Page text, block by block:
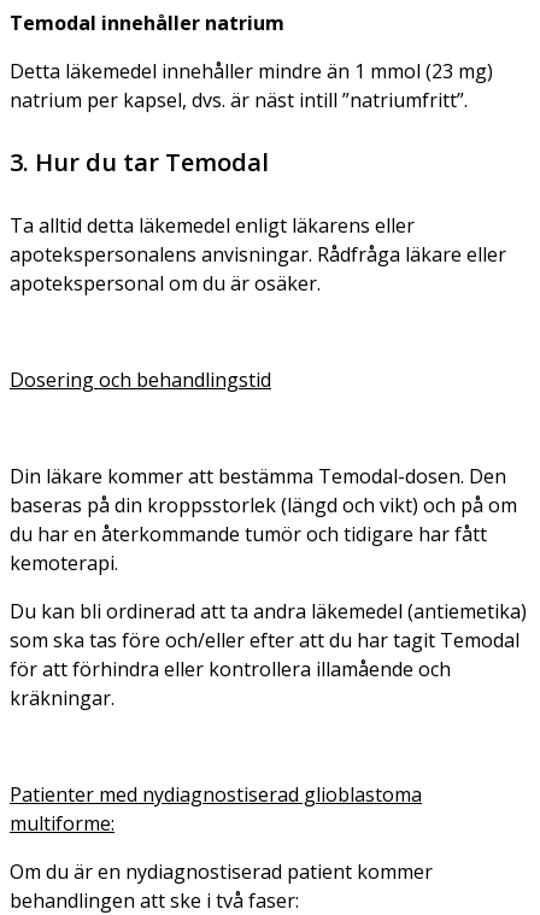
Temodal innehåller natrium
Detta läkemedel innehåller mindre än 1 mmol (23 mg)
natrium per kapsel, dvs. är näst intill ”natriumfritt”.
3. Hur du tar Temodal
Ta alltid detta läkemedel enligt läkarens eller
apotekspersonalens anvisningar. Rådfråga läkare eller
apotekspersonal om du är osäker.
Dosering och behandlingstid
Din läkare kommer att bestämma Temodal-dosen. Den
baseras på din kroppsstorlek (längd och vikt) och på om
du har en återkommande tumör och tidigare har fått
kemoterapi.
Du kan bli ordinerad att ta andra läkemedel (antiemetika)
som ska tas före och/eller efter att du har tagit Temodal
för att förhindra eller kontrollera illamående och
kräkningar.
Patienter med nydiagnostiserad glioblastoma
multiforme:
Om du är en nydiagnostiserad patient kommer
behandlingen att ske i två faser: